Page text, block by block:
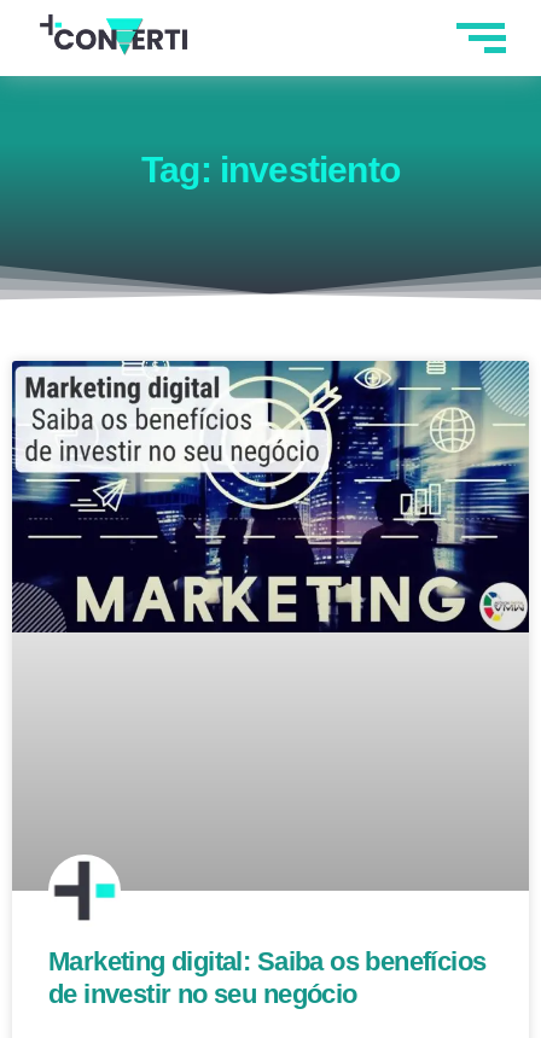
Tag: investiento
Marketing digital: Saiba os benefícios
de investir no seu negócio